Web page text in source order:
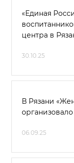
«Единая
центра в
30.10.25
В Рязани
06.09.25